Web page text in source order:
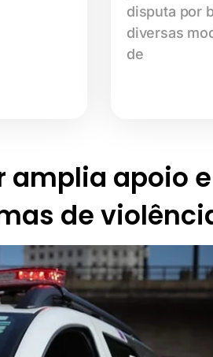
disputa por
diversas
de
amplia apoio e
de